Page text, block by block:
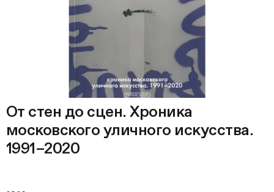
От стен до сцен. Хроника
московского уличного искусства.
1991–2020